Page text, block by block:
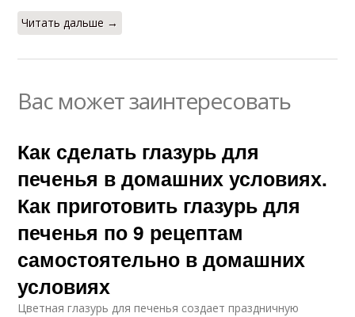
Читать дальше →
Вас может заинтересовать
Как сделать глазурь для
печенья в домашних условиях.
Как приготовить глазурь для
печенья по 9 рецептам
самостоятельно в домашних
условиях
Цветная глазурь для печенья создает праздничную